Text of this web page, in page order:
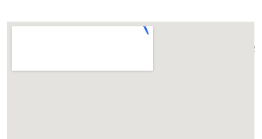
پرفروش ترین ها